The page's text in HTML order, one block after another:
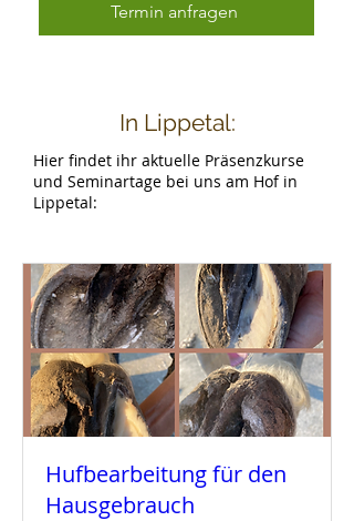
Termin anfragen
In Lippetal:
Hier findet ihr aktuelle Präsenzkurse
und Seminartage bei uns am Hof in
Lippetal:
Hufbearbeitung für den
Hausgebrauch